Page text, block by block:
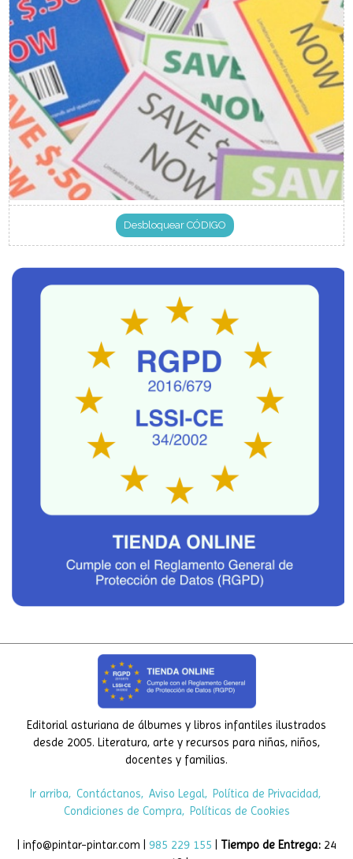
desde 2005. Literatura, arte y recursos para niñas, niños,
docentes y familias.
Ir arriba Contáctanos Aviso Legal
Política de Privacidad